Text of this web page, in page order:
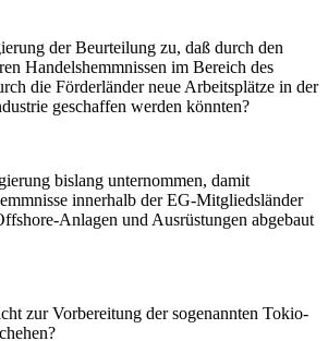
der Beurteilung zu, daß durch den
Handelshemmnissen im Bereich des
die Förderländer neue Arbeitsplätze in der
geschaffen werden könnten?
bislang unternommen, damit
innerhalb der EG-Mitgliedsländer
Anlagen und Ausrüstungen abgebaut
zur Vorbereitung der sogenannten Tokio-